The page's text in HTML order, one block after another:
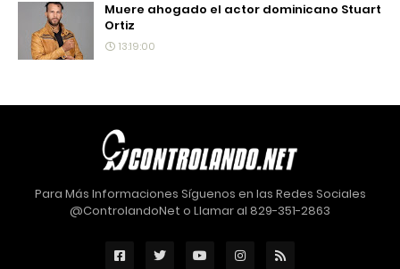
Muere ahogado el actor dominicano Stuart
Ortiz
13:19:00
Para Más Informaciones Síguenos en las Redes Sociales
@ControlandoNet o Llamar al 829-351-2863